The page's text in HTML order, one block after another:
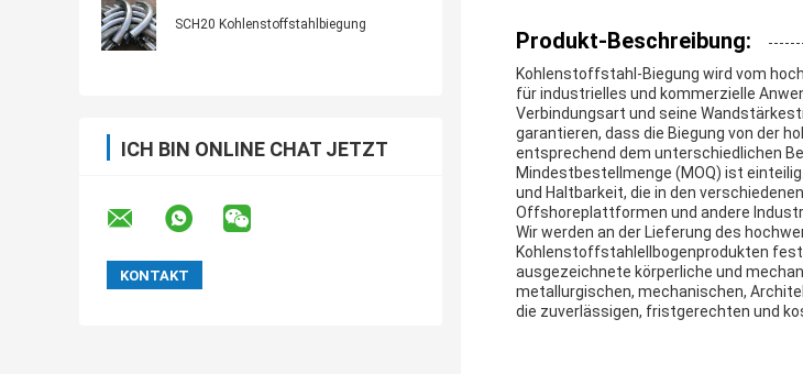
SCH20 Kohlenstoffstahlbiegung
ICH BIN ONLINE CHAT JETZT
Produkt-Beschreibung:
Kohlenstoffstahl-Biegung wird vom
für industrielles und kommerzielle
Verbindungsart und seine
garantieren, dass die Biegung von der
entsprechend dem unterschiedlichen
Mindestbestellmenge (MOQ) ist
und Haltbarkeit, die in den
Offshoreplattformen und andere
Wir werden an der Lieferung des
Kohlenstoffstahlellbogenprodukten
ausgezeichnete körperliche und
metallurgischen, mechanischen,
die zuverlässigen, fristgerechten und